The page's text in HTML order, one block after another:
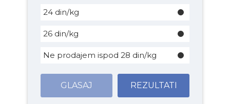
24 din/kg
26 din/kg
Ne prodajem ispod 28 din/kg
GLASAJ REZULTATI